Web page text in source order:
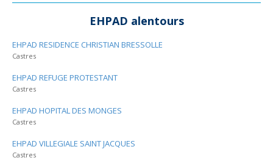
EHPAD alentours
EHPAD RESIDENCE CHRISTIAN BRESSOLLE
Castres
EHPAD REFUGE PROTESTANT
Castres
EHPAD HOPITAL DES MONGES
Castres
EHPAD VILLEGIALE SAINT JACQUES
Castres